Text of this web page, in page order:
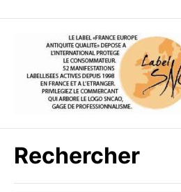
Rechercher